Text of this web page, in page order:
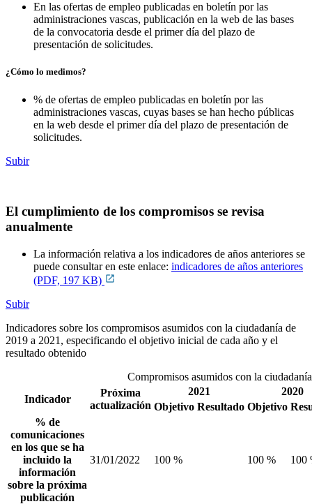
En las ofertas de empleo publicadas en boletín por las
administraciones vascas, publicación en la web de las bases
de la convocatoria desde el primer día del plazo de
presentación de solicitudes.
¿Cómo lo medimos?
% de ofertas de empleo publicadas en boletín por las
administraciones vascas, cuyas bases se han hecho públicas
en la web desde el primer día del plazo de presentación de
solicitudes.
Subir
El cumplimiento de los compromisos se revisa
anualmente
La información relativa a los indicadores de años anteriores se
puede consultar en este enlace: indicadores de años anteriores
(PDF, 197 KB)
Subir
Indicadores sobre los compromisos asumidos con la ciudadanía de
2019 a 2021, especificando el objetivo inicial de cada año y el
resultado obtenido
Compromisos asumidos con la ciudadanía
Indicador
Próxima
actualización
2021
2020
Objetivo Resultado Objetivo
% de
comunicaciones
en los que se ha
incluido la
información
sobre la próxima
publicación
31/01/2022 100 % 100 % 100